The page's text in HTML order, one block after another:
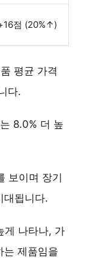
점 (20%↑)
평균 가격
다.
8.0% 더 높
보이며 장기
대됩니다.
게 나타나, 가
는 제품임을